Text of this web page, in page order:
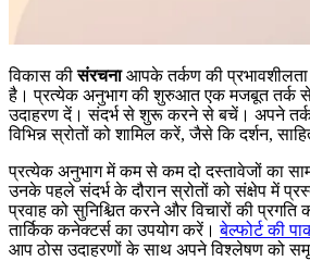
विकास कीसंरचनाआपके तर्कण की प्रभावशीलता
है। प्रत्येक अनुभाग की शुरुआत एक मजबूत तर्क
उदाहरण दें। संदर्भ से शुरू करने से बचें। अपने
विभिन्न स्रोतों को शामिल करें, जैसे कि दर्शन,
प्रत्येक अनुभाग में कम से कम दो दस्तावेजों का
उनके पहले संदर्भ के दौरान स्रोतों को संक्षेप में
प्रवाह को सुनिश्चित करने और विचारों की प्रगति
तार्किक कनेक्टर्स का उपयोग करें।बेल्फोर्ट की
आप ठोस उदाहरणों के साथ अपने विश्लेषण को